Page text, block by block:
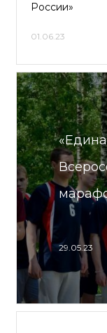
России»
01.06.23
29.05.23